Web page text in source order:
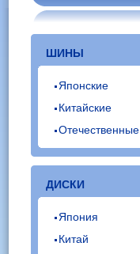
ШИНЫ
Японские
Китайские
Отечественные
ДИСКИ
Япония
Китай